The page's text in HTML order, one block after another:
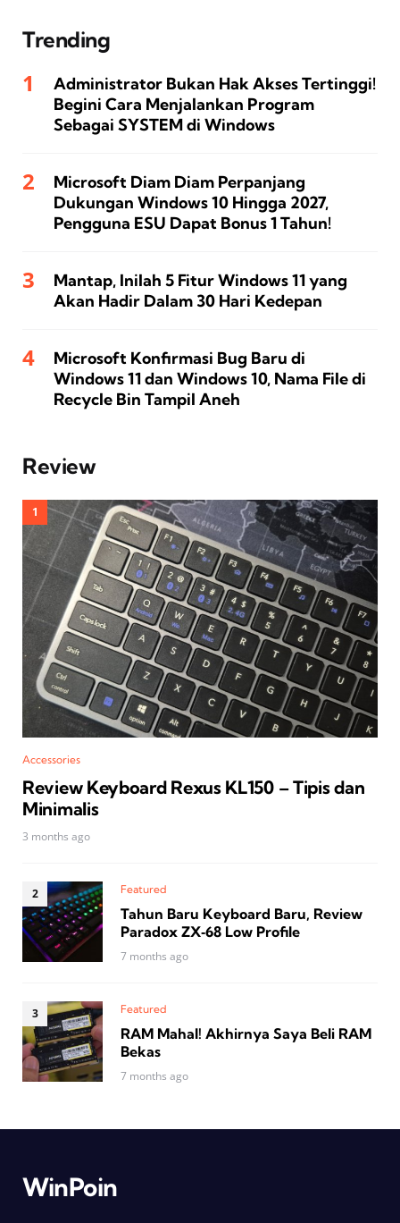
Trending
Administrator Bukan Hak Akses Tertinggi!
Begini Cara Menjalankan Program
Sebagai SYSTEM di Windows
Microsoft Diam Diam Perpanjang
Dukungan Windows 10 Hingga 2027,
Pengguna ESU Dapat Bonus 1 Tahun!
Mantap, Inilah 5 Fitur Windows 11 yang
Akan Hadir Dalam 30 Hari Kedepan
Microsoft Konfirmasi Bug Baru di
Windows 11 dan Windows 10, Nama File di
Recycle Bin Tampil Aneh
Review
Accessories
Review Keyboard Rexus KL150 – Tipis dan
Minimalis
3 months ago
Featured
Tahun Baru Keyboard Baru, Review
Paradox ZX‑68 Low Profile
7 months ago
Featured
RAM Mahal! Akhirnya Saya Beli RAM
Bekas
7 months ago
WinPoin